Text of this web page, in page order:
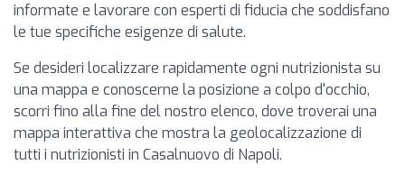
informate e lavorare con esperti di fiducia che soddisfano
le tue specifiche esigenze di salute.
Se desideri localizzare rapidamente ogni nutrizionista su
una mappa e conoscerne la posizione a colpo d'occhio,
scorri fino alla fine del nostro elenco, dove troverai una
mappa interattiva che mostra la geolocalizzazione di
tutti i nutrizionisti in Casalnuovo di Napoli.